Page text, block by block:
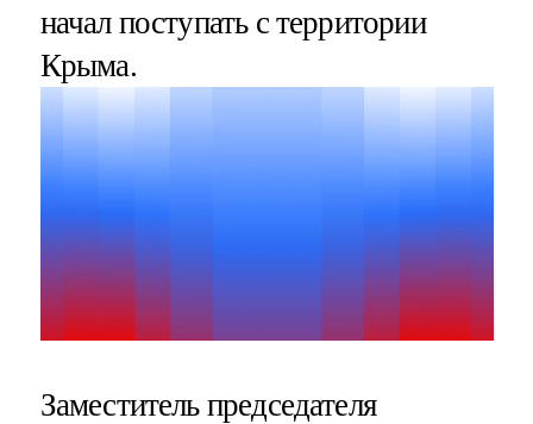
начал поступать с территории
Крыма.
Заместитель председателя